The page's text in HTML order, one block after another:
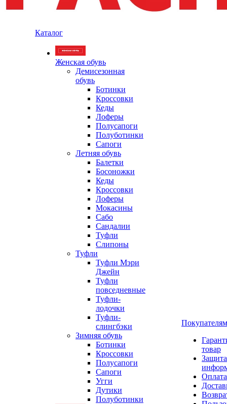
Каталог
Женская обувь
Демисезонная
обувь
Ботинки
Кроссовки
Кеды
Лоферы
Полусапоги
Полуботинки
Сапоги
Летняя обувь
Балетки
Босоножки
Кеды
Кроссовки
Лоферы
Мокасины
Сабо
Сандалии
Туфли
Слипоны
Туфли
Туфли Мэри
Джейн
Туфли
повседневные
Туфли-
лодочки
Туфли-
слингбэки
Зимняя обувь
Ботинки
Кроссовки
Полусапоги
Сапоги
Угги
Дутики
Полуботинки
Покупателям
товар
Защита
Оплата